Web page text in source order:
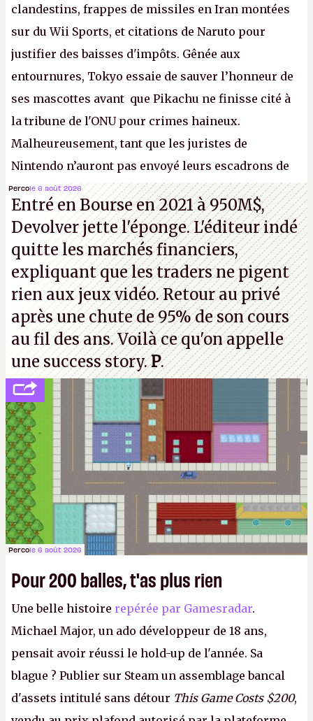
clandestins, frappes de missiles en Iran montées
sur du Wii Sports, et citations de Naruto pour
justifier des baisses d'impôts. Gênée aux
entournures, Tokyo essaie de sauver l’honneur de
ses mascottes avant que Pikachu ne finisse cité à
la tribune de l'ONU pour crimes haineux.
Malheureusement, tant que les juristes de
Nintendo n’auront pas envoyé leurs escadrons de
la mort judiciaires pour distribuer du copyright
strike à tour de bras, l'Oncle Sam continuera
d'étaler sa confiture intellectuelle sur vos
souvenirs d'enfance.P.
Percole 6 août 2026
Entré en Bourse en 2021 à 950M$,
Devolver jette l'éponge. L'éditeur indé
quitte les marchés financiers,
expliquant que les traders ne pigent
rien aux jeux vidéo. Retour au privé
après une chute de 95% de son cours
au fil des ans. Voilà ce qu'on appelle
une success story.P.
Percole 6 août 2026
Pour 200 balles, t'as plus rien
Une belle histoire repérée par Gamesradar.
Michael Major, un ado développeur de 18 ans,
pensait avoir réussi le hold-up de l'année. Sa
blague ? Publier sur Steam un assemblage bancal
d'assets intitulé sans détour This Game Costs $200,